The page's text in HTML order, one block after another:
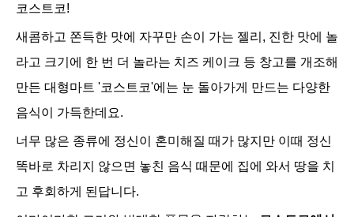
코스트코!
새콤하고 쫀득한 맛에 자꾸만 손이 가는 젤리, 진한 맛에 놀
라고 크기에 한 번 더 놀라는 치즈 케이크 등 창고를 개조해
만든 대형마트 '코스트코'에는 눈 돌아가게 만드는 다양한
음식이 가득한데요.
너무 많은 종류에 정신이 혼미해질 때가 많지만 이때 정신
똑바로 차리지 않으면 놓친 음식 때문에 집에 와서 땅을 치
고 후회하게 된답니다.